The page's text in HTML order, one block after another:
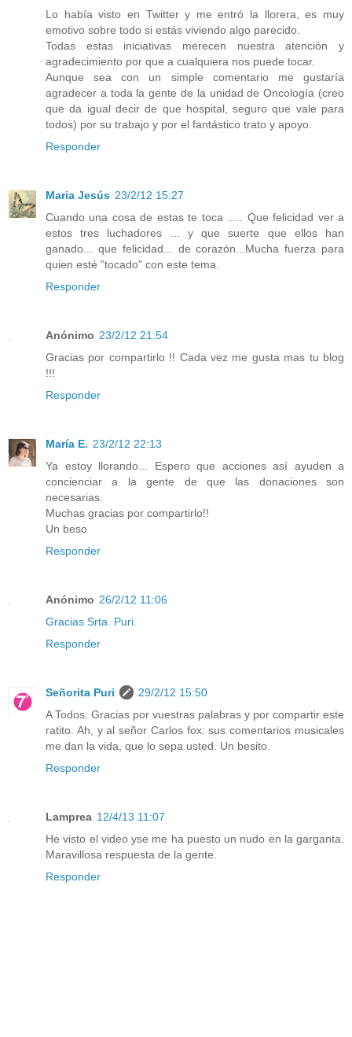
Lo había visto en Twitter y me entró la llorera, es muy
emotivo sobre todo si estás viviendo algo parecido.
Todas estas iniciativas merecen nuestra atención y
agradecimiento por que a cualquiera nos puede tocar.
Aunque sea con un simple comentario me gustaría
agradecer a toda la gente de la unidad de Oncología (creo
que da igual decir de que hospital, seguro que vale para
todos) por su trabajo y por el fantástico trato y apoyo.
Responder
Maria Jesús 23/2/12 15:27
Cuando una cosa de estas te toca ..... Que felicidad ver a
estos tres luchadores ... y que suerte que ellos han
ganado... que felicidad... de corazón...Mucha fuerza para
quien esté "tocado" con este tema.
Responder
Anónimo 23/2/12 21:54
Gracias por compartirlo !! Cada vez me gusta mas tu blog
!!!
Responder
María E. 23/2/12 22:13
Ya estoy llorando... Espero que acciones así ayuden a
concienciar a la gente de que las donaciones son
necesarias.
Muchas gracias por compartirlo!!
Un beso
Responder
Anónimo 26/2/12 11:06
Gracias Srta. Puri.
Responder
Señorita Puri
29/2/12 15:50
A Todos: Gracias por vuestras palabras y por compartir este
ratito. Ah, y al señor Carlos fox: sus comentarios musicales
me dan la vida, que lo sepa usted. Un besito.
Responder
Lamprea 12/4/13 11:07
He visto el video yse me ha puesto un nudo en la garganta.
Maravillosa respuesta de la gente.
Responder